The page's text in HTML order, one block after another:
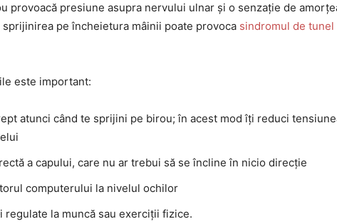
provoacă presiune asupra nervului ulnar și o senzație de
pe încheietura mâinii poate provoca sindromul de tunel
este important:
atunci când te sprijini pe birou; în acest mod îți reduci
a capului, care nu ar trebui să se încline în nicio direcție
computerului la nivelul ochilor
regulate la muncă sau exerciții fizice.